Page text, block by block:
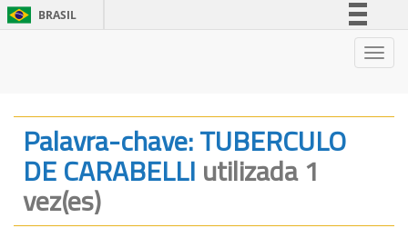
BRASIL
Legislação
Canais
Palavra-chave: TUBERCULO
DE CARABELLI utilizada 1
vez(es)